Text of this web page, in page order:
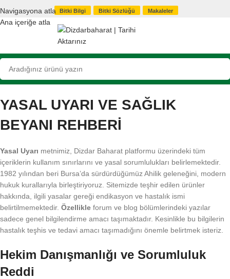
Navigasyona atla
Ana içeriğe atla
Makaleler
Bitki Sözlüğü
Bitki Bilgi
YASAL UYARI VE SAĞLIK
BEYANI REHBERİ
Yasal Uyarı metnimiz, Dizdar Baharat platformu üzerindeki tüm
içeriklerin kullanım sınırlarını ve yasal sorumlulukları belirlemektedir.
1982 yılından beri Bursa’da sürdürdüğümüz Ahilik geleneğini, modern
hukuk kurallarıyla birleştiriyoruz. Sitemizde teşhir edilen ürünler
hakkında, ilgili yasalar gereği endikasyon ve hastalık ismi
belirtilmemektedir. Özellikle forum ve blog bölümlerindeki yazılar
sadece genel bilgilendirme amacı taşımaktadır. Kesinlikle bu bilgilerin
hastalık teşhis ve tedavi amacı taşımadığını önemle belirtmek isteriz.
Hekim Danışmanlığı ve Sorumluluk
Reddi